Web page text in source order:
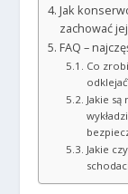
Jak
zachować
FAQ –
Co
Jakie są
Jakie